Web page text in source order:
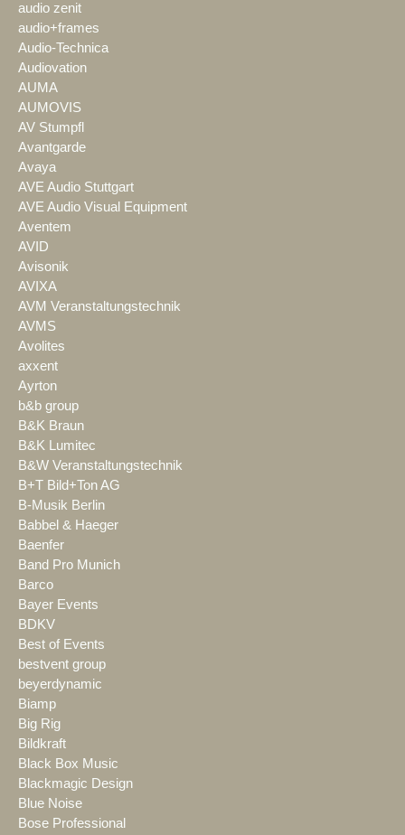
audio zenit
audio+frames
Audio-Technica
Audiovation
AUMA
AUMOVIS
AV Stumpfl
Avantgarde
Avaya
AVE Audio Stuttgart
AVE Audio Visual Equipment
Aventem
AVID
Avisonik
AVIXA
AVM Veranstaltungstechnik
AVMS
Avolites
axxent
Ayrton
b&b group
B&K Braun
B&K Lumitec
B&W Veranstaltungstechnik
B+T Bild+Ton AG
B-Musik Berlin
Babbel & Haeger
Baenfer
Band Pro Munich
Barco
Bayer Events
BDKV
Best of Events
bestvent group
beyerdynamic
Biamp
Big Rig
Bildkraft
Black Box Music
Blackmagic Design
Blue Noise
Bose Professional